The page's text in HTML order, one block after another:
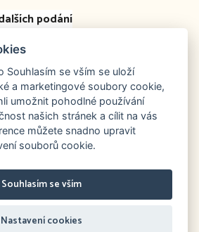
podání
předložit návrh, podnět či jiné
kanceláře školy na adrese
a to buď písemně, nebo v úředních
domluvě.
situací souvisejících se
Souhlasím se vším se uloží
a marketingové soubory cookie,
umožnit pohodlné používání
našich stránek a cílit na vás
můžete snadno upravit
souborů cookie.
Souhlasím se vším
Nastavení cookies